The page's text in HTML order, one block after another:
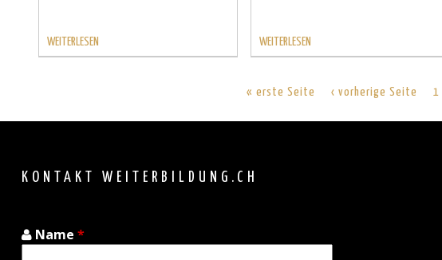
WEITERLESEN WEITERLESEN
« erste Seite ‹ vorherige Seite 1
top
KONTAKT WEITERBILDUNG.CH
Name *